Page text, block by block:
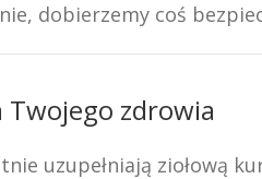
dobierzemy coś
Twojego zdrowia
uzupełniają ziołową